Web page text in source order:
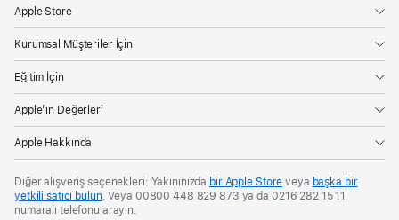
Apple Store
Kurumsal Müşteriler İçin
Eğitim İçin
Apple’ın Değerleri
Apple Hakkında
Diğer alışveriş seçenekleri: Yakınınızda bir Apple Store veya başka bir
yetkili satıcı bulun. Veya 00800 448 829 873 ya da 0216 282 15 11
numaralı telefonu arayın.